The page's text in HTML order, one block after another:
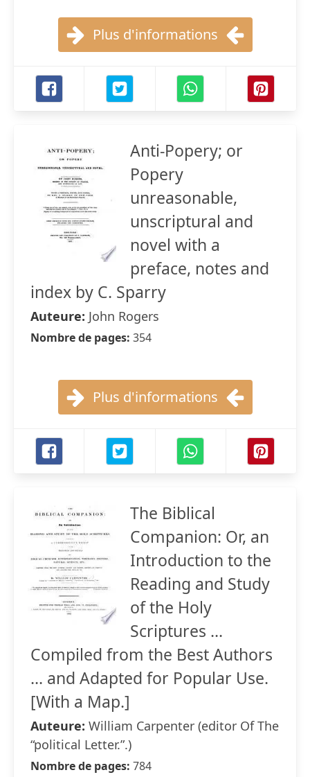
Plus d'informations
Anti-Popery; or
Popery
unreasonable,
unscriptural and
novel with a
preface, notes and
index by C. Sparry
Auteure: John Rogers
Nombre de pages: 354
Plus d'informations
The Biblical
Companion: Or, an
Introduction to the
Reading and Study
of the Holy
Scriptures ...
Compiled from the Best Authors
... and Adapted for Popular Use.
[With a Map.]
Auteure: William Carpenter (editor Of The
“political Letter.”.)
Nombre de pages: 784